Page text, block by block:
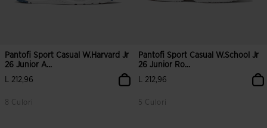
Pantofi Sport Casual W.Harvard Jr
26 Junior A...
L 212,96
8 Culori
Pantofi Sport Casual W.School Jr
26 Junior Ro...
L 212,96
5 Culori